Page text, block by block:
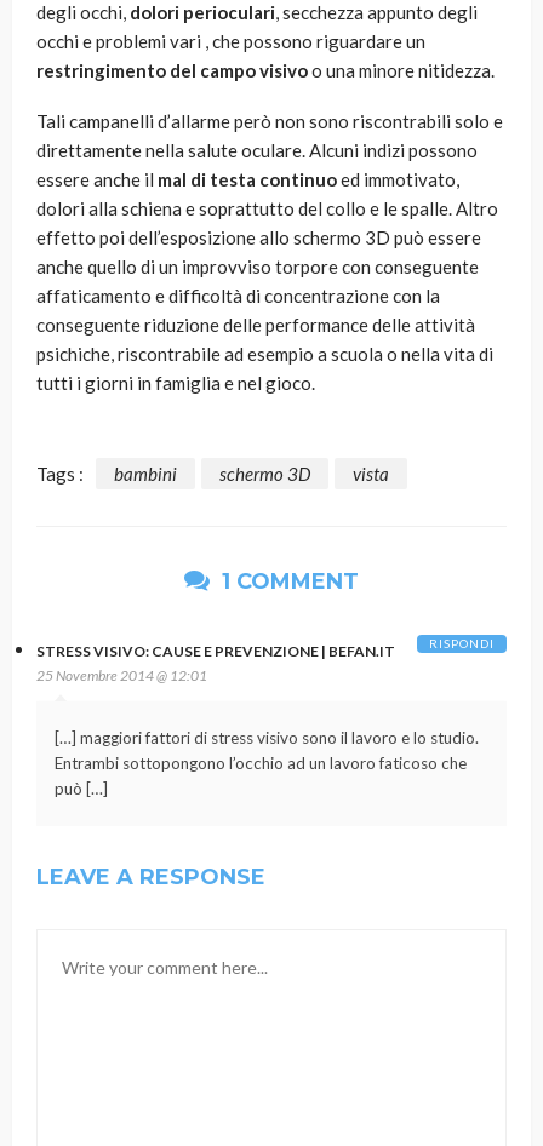
degli occhi, dolori perioculari, secchezza appunto degli
occhi e problemi vari , che possono riguardare un
restringimento del campo visivoo una minore nitidezza.
Tali campanelli d’allarme però non sono riscontrabili solo e
direttamente nella salute oculare. Alcuni indizi possono
essere anche il mal di testa continuoed immotivato,
dolori alla schiena e soprattutto del collo e le spalle. Altro
effetto poi dell’esposizione allo schermo 3D può essere
anche quello di un improvviso torpore con conseguente
affaticamento e difficoltà di concentrazione con la
conseguente riduzione delle performance delle attività
psichiche, riscontrabile ad esempio a scuola o nella vita di
tutti i giorni in famiglia e nel gioco.
Tags : bambini schermo 3D vista
1 COMMENT
STRESS VISIVO: CAUSE E PREVENZIONE | BEFAN.IT
25 Novembre 2014 @ 12:01
[…] maggiori fattori di stress visivo sono il lavoro e lo studio.
Entrambi sottopongono l’occhio ad un lavoro faticoso che
può […]
RISPONDI
LEAVE A RESPONSE